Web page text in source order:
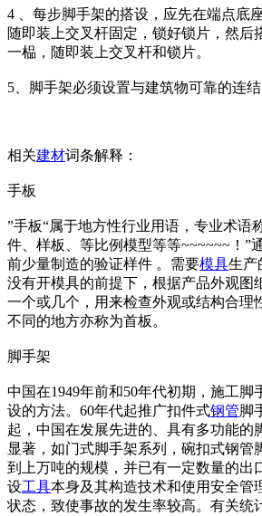
4 、每步脚手架的搭设，应先在端点底
随即装上交叉杆固定，锁好锁片，然后
一榀，随即装上交叉杆和锁片。
5、脚手架必须设置与建筑物可靠的连结
相关建材词条解释：
手板
”手板“属于地方性行业用语，专业术语
件、样板、等比例模型等等~~~~~~！”
前少量制造的验证样件 。需要模具生产
没有开模具的前提下，根据产品外观图
一个或几个，用来检查外观或结构合理
不同的地方亦称为首板。
脚手架
中国在1949年前和50年代初期，施工脚
设的方法。60年代起推广扣件式钢管脚
起，中国在发展先进的、具有多功能的
显著，如门式脚手架系列，碗扣式钢管
到上万吨的规模，并已有一定数量的出
设工具本身及其构造技术和使用安全管
状态，致使事故的发生率较高。有关统